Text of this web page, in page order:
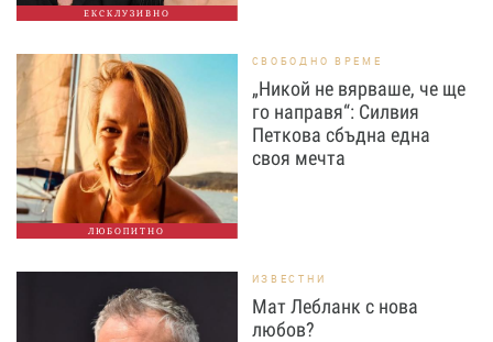
ЕКСКЛУЗИВНО
ЛЮБОПИТНО
СВОБОДНО ВРЕМЕ
„Никой не вярваше, че ще
го направя“: Силвия
Петкова сбъдна една
своя мечта
ИЗВЕСТНИ
Мат Лебланк с нова
любов?